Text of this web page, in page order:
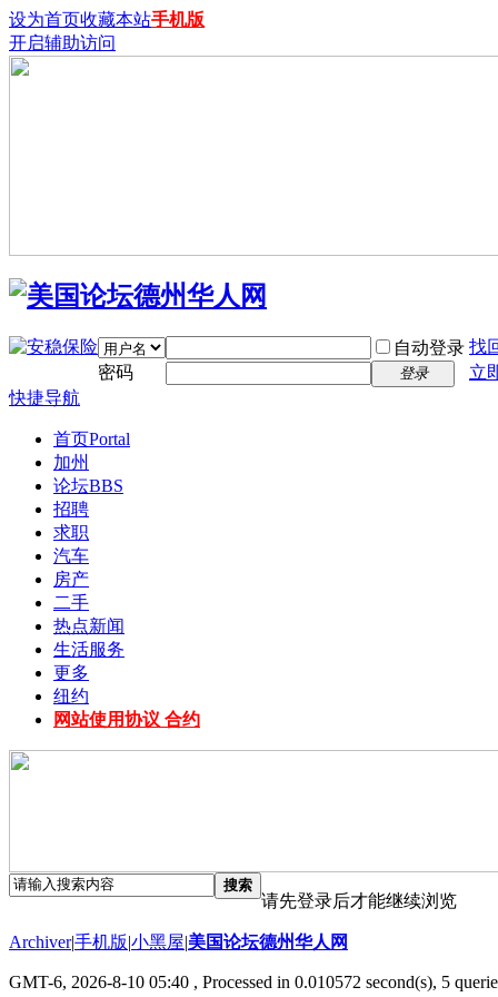
设为首页收藏本站手机版
开启辅助访问
自动登录 找
密码
登录
立
快捷导航
首页Portal
加州
论坛BBS
招聘
求职
汽车
房产
二手
热点新闻
生活服务
更多
纽约
网站使用协议 合约
搜索
请先登录后才能继续浏览
Archiver|手机版|小黑屋|美国论坛德州华人网
GMT-6, 2026-8-10 05:40 , Processed in 0.010572 second(s), 5